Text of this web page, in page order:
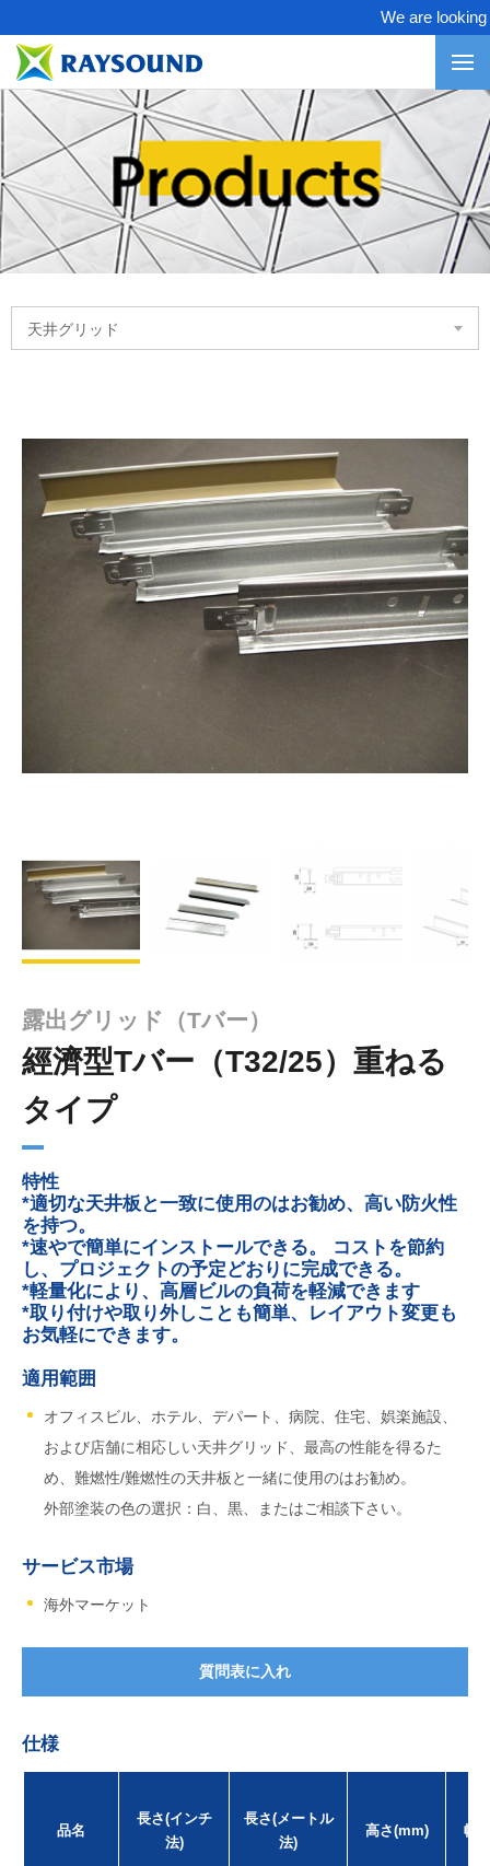
We are looking
天井グリッド
露出グリッド（Tバー）
經濟型Tバー（T32/25）重ねる
タイプ
特性
*適切な天井板と一致に使用のはお勧め、高い防火性
を持つ。
*速やで簡単にインストールできる。 コストを節約
し、プロジェクトの予定どおりに完成できる。
*軽量化により、高層ビルの負荷を軽減できます
*取り付けや取り外しことも簡単、レイアウト変更も
お気軽にできます。
適用範囲
オフィスビル、ホテル、デパート、病院、住宅、娯楽施設、
および店舗に相応しい天井グリッド、最高の性能を得るた
め、難燃性/難燃性の天井板と一緒に使用のはお勧め。
外部塗装の色の選択：白、黒、またはご相談下さい。
サービス市場
海外マーケット
質問表に入れ
仕様
品名
長さ(インチ
法)
長さ(メートル
法)
高さ(mm) 幅